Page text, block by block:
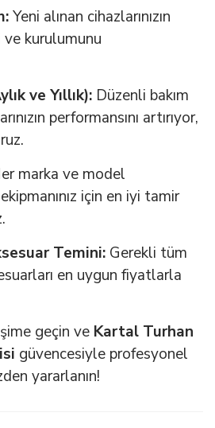
Yeni alınan cihazlarınızın
kurulumunu
ve Yıllık): Düzenli bakım
performansını artırıyor,
marka ve model
için en iyi tamir
Temini: Gerekli tüm
en uygun fiyatlarla
geçin ve Kartal Turhan
güvencesiyle profesyonel
yararlanın!